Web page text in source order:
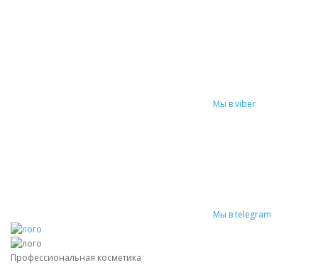
Мы в viber
Мы в telegram
Профессиональная косметика